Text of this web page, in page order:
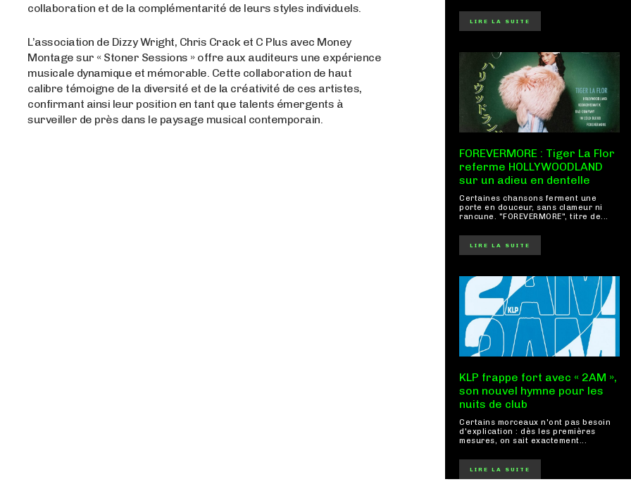
collaboration et de la complémentarité de leurs styles individuels.
L’association de Dizzy Wright, Chris Crack et C Plus avec Money
Montage sur « Stoner Sessions » offre aux auditeurs une expérience
musicale dynamique et mémorable. Cette collaboration de haut
calibre témoigne de la diversité et de la créativité de ces artistes,
confirmant ainsi leur position en tant que talents émergents à
surveiller de près dans le paysage musical contemporain.
LIRE LA SUITE
FOREVERMORE : Tiger La Flor
referme HOLLYWOODLAND
sur un adieu en dentelle
Certaines chansons ferment une
porte en douceur, sans clameur ni
rancune. "FOREVERMORE", titre de...
LIRE LA SUITE
KLP frappe fort avec « 2AM »,
son nouvel hymne pour les
nuits de club
Certains morceaux n'ont pas besoin
d'explication : dès les premières
mesures, on sait exactement...
LIRE LA SUITE